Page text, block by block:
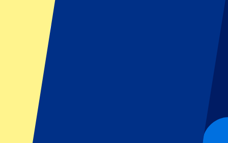
Fecha confirmada
Genk, Bélgica
KRC Genk vs Club Brugge
5 de febrero de 2025 a las 20:45 • Genk, Bélgica
Fecha confirmada
Reglamento del organizador: No se permiten aficionados
Este evento ha terminado
Reglamento del organizador: No se permiten aficionados
Este evento ha terminado